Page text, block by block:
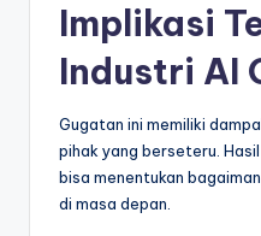
Implikasi
Industri AI
Gugatan ini memiliki
pihak yang berseteru.
bisa menentukan
di masa depan.